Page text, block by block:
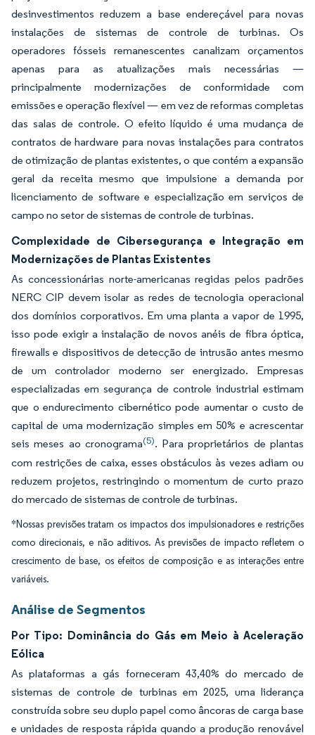
desinvestimentos reduzem a base endereçável para novas
instalações de sistemas de controle de turbinas. Os
operadores fósseis remanescentes canalizam orçamentos
apenas para as atualizações mais necessárias —
principalmente modernizações de conformidade com
emissões e operação flexível — em vez de reformas completas
das salas de controle. O efeito líquido é uma mudança de
contratos de hardware para novas instalações para contratos
de otimização de plantas existentes, o que contém a expansão
geral da receita mesmo que impulsione a demanda por
licenciamento de software e especialização em serviços de
campo no setor de sistemas de controle de turbinas.
Complexidade de Cibersegurança e Integração em
Modernizações de Plantas Existentes
As concessionárias norte-americanas regidas pelos padrões
NERC CIP devem isolar as redes de tecnologia operacional
dos domínios corporativos. Em uma planta a vapor de 1995,
isso pode exigir a instalação de novos anéis de fibra óptica,
firewalls e dispositivos de detecção de intrusão antes mesmo
de um controlador moderno ser energizado. Empresas
especializadas em segurança de controle industrial estimam
que o endurecimento cibernético pode aumentar o custo de
capital de uma modernização simples em 50% e acrescentar
seis meses ao cronograma(5). Para proprietários de plantas
com restrições de caixa, esses obstáculos às vezes adiam ou
reduzem projetos, restringindo o momentum de curto prazo
do mercado de sistemas de controle de turbinas.
*Nossas previsões tratam os impactos dos impulsionadores e restrições
como direcionais, e não aditivos. As previsões de impacto refletem o
crescimento de base, os efeitos de composição e as interações entre
variáveis.
Análise de Segmentos
Por Tipo: Dominância do Gás em Meio à Aceleração
Eólica
As plataformas a gás forneceram 43,40% do mercado de
sistemas de controle de turbinas em 2025, uma liderança
construída sobre seu duplo papel como âncoras de carga base
e unidades de resposta rápida quando a produção renovável